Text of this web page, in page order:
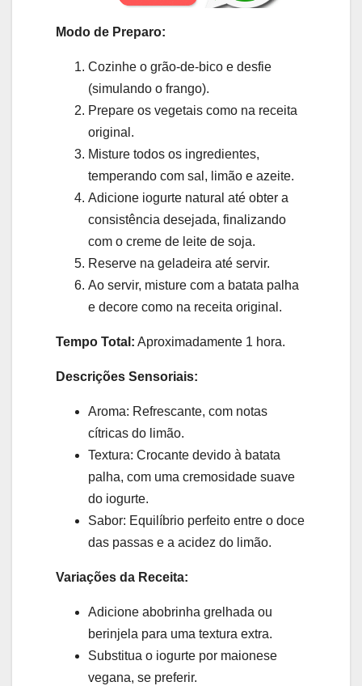
Modo de Preparo:
Cozinhe o grão-de-bico e desfie
(simulando o frango).
Prepare os vegetais como na receita
original.
Misture todos os ingredientes,
temperando com sal, limão e azeite.
Adicione iogurte natural até obter a
consistência desejada, finalizando
com o creme de leite de soja.
Reserve na geladeira até servir.
Ao servir, misture com a batata palha
e decore como na receita original.
Tempo Total: Aproximadamente 1 hora.
Descrições Sensoriais:
Aroma: Refrescante, com notas
cítricas do limão.
Textura: Crocante devido à batata
palha, com uma cremosidade suave
do iogurte.
Sabor: Equilíbrio perfeito entre o doce
das passas e a acidez do limão.
Variações da Receita:
Adicione abobrinha grelhada ou
berinjela para uma textura extra.
Substitua o iogurte por maionese
vegana, se preferir.